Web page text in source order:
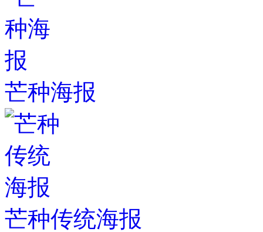
芒种海报
芒种传统海报